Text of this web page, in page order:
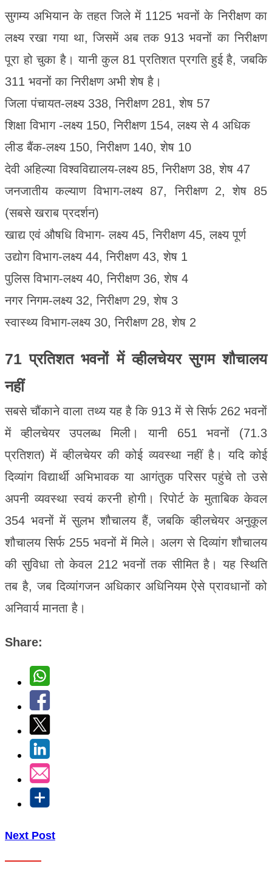
सुगम्य अभियान के तहत जिले में 1125 भवनों के निरीक्षण का
लक्ष्य रखा गया था, जिसमें अब तक 913 भवनों का निरीक्षण
पूरा हो चुका है। यानी कुल 81 प्रतिशत प्रगति हुई है, जबकि
311 भवनों का निरीक्षण अभी शेष है।
जिला पंचायत-लक्ष्य 338, निरीक्षण 281, शेष 57
शिक्षा विभाग -लक्ष्य 150, निरीक्षण 154, लक्ष्य से 4 अधिक
लीड बैंक-लक्ष्य 150, निरीक्षण 140, शेष 10
देवी अहिल्या विश्वविद्यालय-लक्ष्य 85, निरीक्षण 38, शेष 47
जनजातीय कल्याण विभाग-लक्ष्य 87, निरीक्षण 2, शेष 85
(सबसे खराब प्रदर्शन)
खाद्य एवं औषधि विभाग- लक्ष्य 45, निरीक्षण 45, लक्ष्य पूर्ण
उद्योग विभाग-लक्ष्य 44, निरीक्षण 43, शेष 1
पुलिस विभाग-लक्ष्य 40, निरीक्षण 36, शेष 4
नगर निगम-लक्ष्य 32, निरीक्षण 29, शेष 3
स्वास्थ्य विभाग-लक्ष्य 30, निरीक्षण 28, शेष 2
71 प्रतिशत भवनों में व्हीलचेयर सुगम शौचालय
नहीं
सबसे चौंकाने वाला तथ्य यह है कि 913 में से सिर्फ 262 भवनों
में व्हीलचेयर उपलब्ध मिली। यानी 651 भवनों (71.3
प्रतिशत) में व्हीलचेयर की कोई व्यवस्था नहीं है। यदि कोई
दिव्यांग विद्यार्थी अभिभावक या आगंतुक परिसर पहुंचे तो उसे
अपनी व्यवस्था स्वयं करनी होगी। रिपोर्ट के मुताबिक केवल
354 भवनों में सुलभ शौचालय हैं, जबकि व्हीलचेयर अनुकूल
शौचालय सिर्फ 255 भवनों में मिले। अलग से दिव्यांग शौचालय
की सुविधा तो केवल 212 भवनों तक सीमित है। यह स्थिति
तब है, जब दिव्यांगजन अधिकार अधिनियम ऐसे प्रावधानों को
अनिवार्य मानता है।
Share:
Next Post